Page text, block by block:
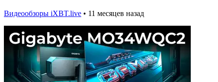
Видеообзоры iXBT.live • 11 месяцев назад